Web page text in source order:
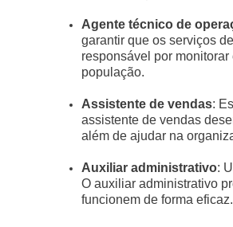
Agente técnico de
garantir que os serviços
responsável por
população.
Assistente de vendas:
assistente de vendas
além de ajudar na
Auxiliar administrativo:
O auxiliar administrativo
funcionem de forma eficaz.